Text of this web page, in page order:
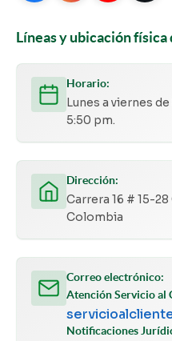
Líneas y ubicación
Horario:
Lunes a viernes de
5:50 pm.
Dirección:
Carrera 16 # 15-
Colombia
Correo electrónico:
Atención Servicio al
Notificaciones